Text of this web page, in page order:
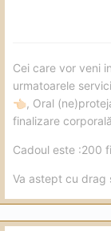
Cei care vor veni
urmatoarele
👈🏻, Oral
finalizare corporală
Cadoul este :200
Va astept cu drag